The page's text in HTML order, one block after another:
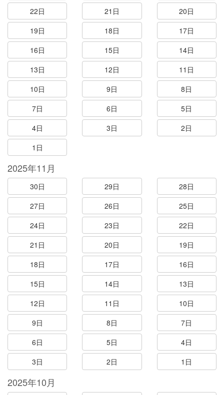
22日
21日
20日
19日
18日
17日
16日
15日
14日
13日
12日
11日
10日
9日
8日
7日
6日
5日
4日
3日
2日
1日
2025年11月
30日 29日
28日
27日
26日
25日
24日
23日
22日
21日
20日
19日
18日
17日
16日
15日
14日
13日
12日
11日
10日
9日
8日
7日
6日
5日
4日
3日
2日 1日
2025年10月